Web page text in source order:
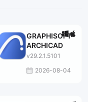
GRAPHISOFT
ARCHICAD
v29.2.1.5101
2026-08-04